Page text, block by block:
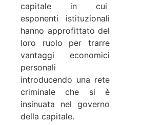
capitale in cui
esponenti istituzionali
hanno approfittato del
loro ruolo per trarre
vantaggi economici
personali
introducendo una rete
criminale che si è
insinuata nel governo
della capitale.